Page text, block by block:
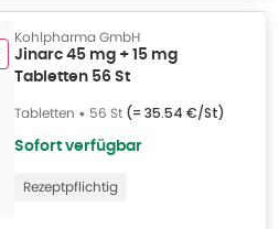
Kohlpharma GmbH
Jinarc 45 mg + 15 mg
Tabletten 56 St
Tabletten • 56 St (= 35.54 €/St)
Sofort verfügbar
Rezeptpflichtig